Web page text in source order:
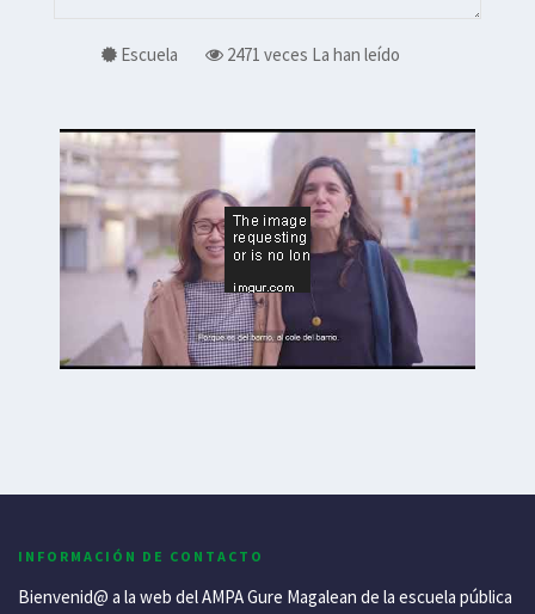
Escuela 2471 veces La han leído
INFORMACIÓN DE CONTACTO
Bienvenid@ a la web del AMPA Gure Magalean de la escuela pública